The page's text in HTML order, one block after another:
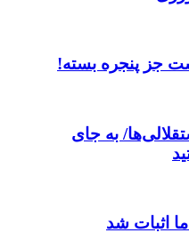
جز پنجره بسته!
به جای
اثبات شد